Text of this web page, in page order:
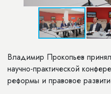
Владимир Прокопьев
научно-практической
реформы и правовое